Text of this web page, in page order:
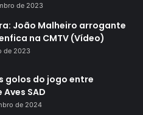
de 2023
João Malheiro arrogante
na CMTV (Vídeo)
de 2023
golos do jogo entre
SAD
de 2024